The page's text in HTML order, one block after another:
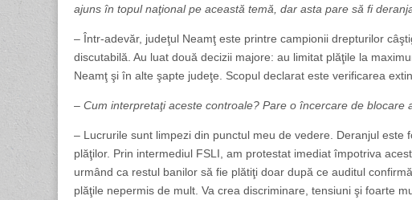
ajuns în topul naţional pe această temă, dar asta pare să fi
– Într-adevăr, judeţul Neamţ este printre campionii drepturilor
discutabilă. Au luat două decizii majore: au limitat plăţile la
Neamţ şi în alte şapte judeţe. Scopul declarat este verificarea
– Cum interpretaţi aceste controale? Pare o încercare de blocare
– Lucrurile sunt limpezi din punctul meu de vedere. Deranjul
plăţilor. Prin intermediul FSLI, am protestat imediat împotriva
urmând ca restul banilor să fie plătiţi doar după ce auditul
plăţile nepermis de mult. Va crea discriminare, tensiuni şi foarte